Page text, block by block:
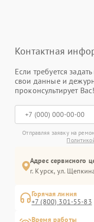
Контактная
Если требуется
свои данные и
проконсультирует Вас!
Отправляя заявку на
Адрес сервисного
г. Курск, ул.
Горячая линия
+7 (800) 301-55-83
Время работы